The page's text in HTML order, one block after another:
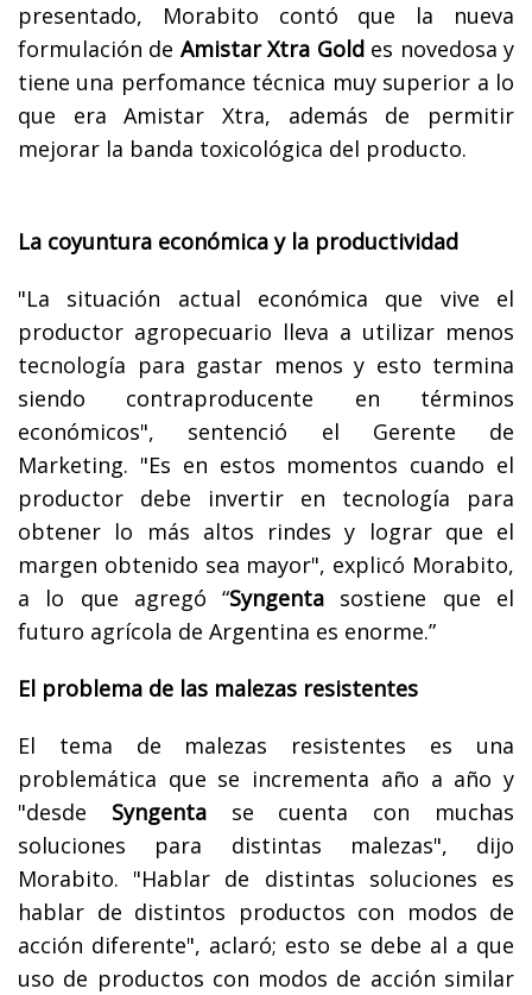
presentado, Morabito contó que la nueva
formulación de Amistar Xtra Goldes novedosa y
tiene una perfomance técnica muy superior a lo
que era Amistar Xtra, además de permitir
mejorar la banda toxicológica del producto.
La coyuntura económica y la productividad
"La situación actual económica que vive el
productor agropecuario lleva a utilizar menos
tecnología para gastar menos y esto termina
siendo contraproducente en términos
económicos", sentenció el Gerente de
Marketing. "Es en estos momentos cuando el
productor debe invertir en tecnología para
obtener lo más altos rindes y lograr que el
margen obtenido sea mayor", explicó Morabito,
a lo que agregó “Syngenta sostiene que el
futuro agrícola de Argentina es enorme.”
El problema de las malezas resistentes
El tema de malezas resistentes es una
problemática que se incrementa año a año y
"desde Syngentase cuenta con muchas
soluciones para distintas malezas", dijo
Morabito. "Hablar de distintas soluciones es
hablar de distintos productos con modos de
acción diferente", aclaró; esto se debe al a que
uso de productos con modos de acción similar